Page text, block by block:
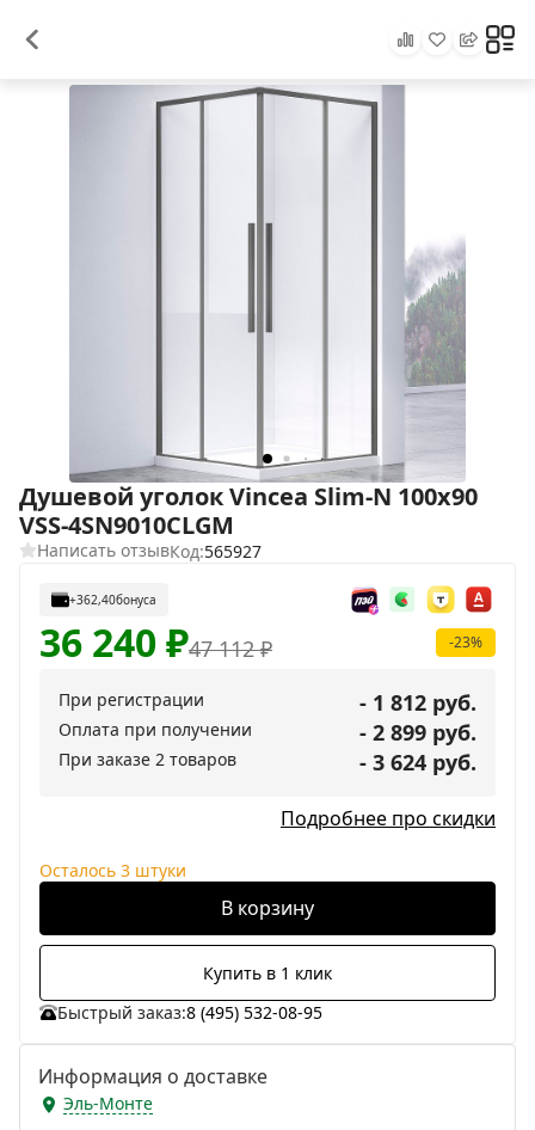
Душевой уголок Vincea Slim-N 100x90
VSS-4SN9010CLGM
Написать отзывКод:565927
+362,40бонуса
47 112₽
36 240₽ -23%
При регистрации - 1 812 руб.
Оплата при получении - 2 899 руб.
При заказе 2 товаров - 3 624 руб.
Подробнее про скидки
Осталось 3 штуки
В корзину
Купить в 1 клик
Быстрый заказ:8 (495) 532-08-95
Информация о доставке
Эль-Монте